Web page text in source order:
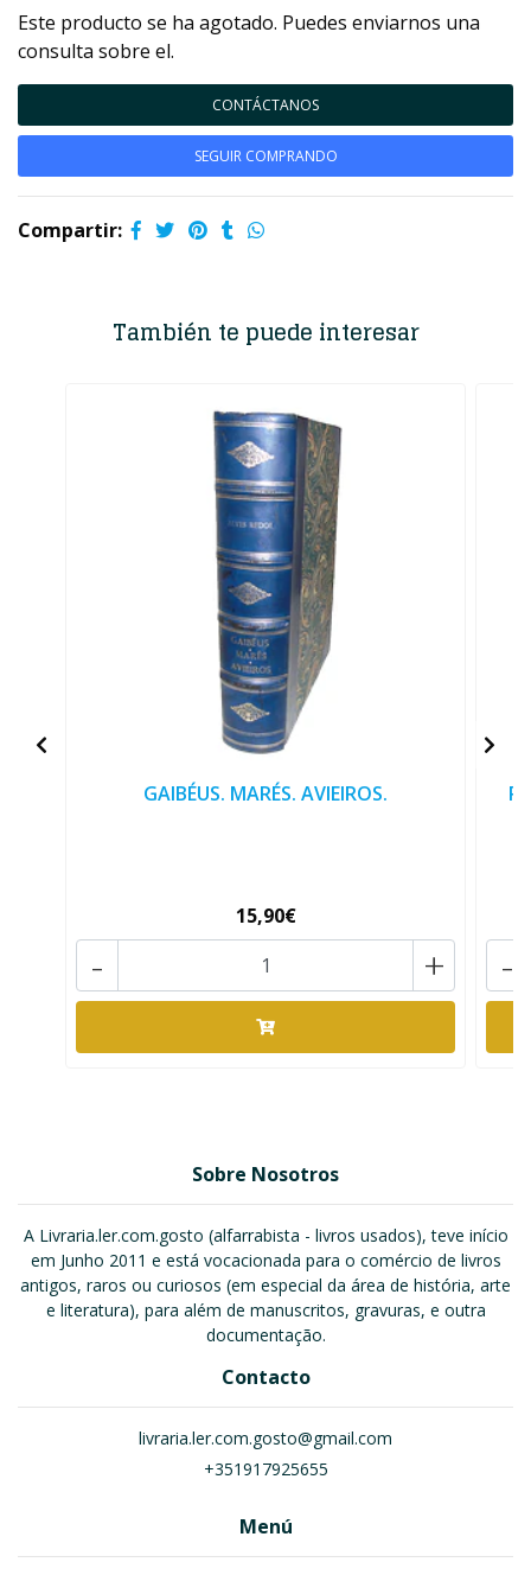
Este producto se ha agotado. Puedes enviarnos una
consulta sobre el.
CONTÁCTANOS
SEGUIR COMPRANDO
Compartir:
También te puede interesar
GAIBÉUS. MARÉS. AVIEIROS.
15,90€
+
- -
Sobre Nosotros
A Livraria.ler.com.gosto (alfarrabista - livros usados), teve início
em Junho 2011 e está vocacionada para o comércio de livros
antigos, raros ou curiosos (em especial da área de história, arte
e literatura), para além de manuscritos, gravuras, e outra
documentação.
Contacto
livraria.ler.com.gosto@gmail.com
+351917925655
Menú